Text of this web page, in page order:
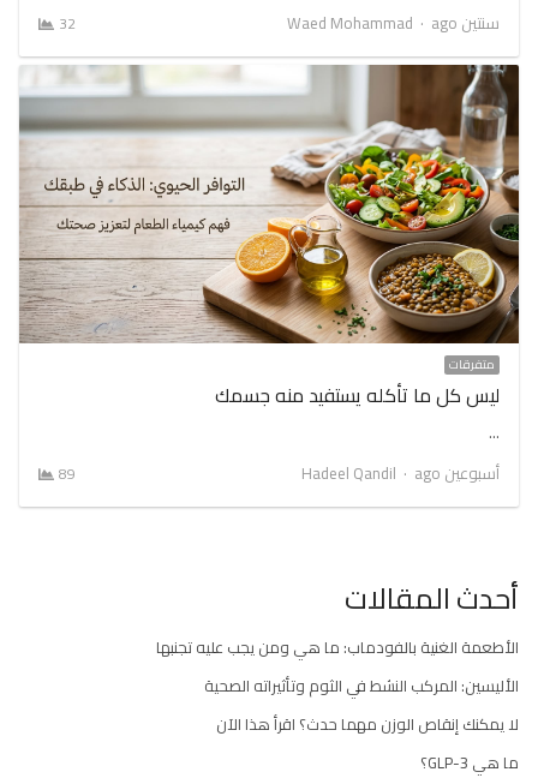
سنتين ago
Author
Waed Mohammad
32
متفرقات
ليس كل ما تأكله يستفيد منه جسمك
…
أسبوعين ago
Author
Hadeel Qandil
89
أحدث المقالات
الأطعمة الغنية بالفودماب: ما هي ومن يجب عليه تجنبها
الأليسين: المركب النشط في الثوم وتأثيراته الصحية
لا يمكنك إنقاص الوزن مهما حدث؟ اقرأ هذا الآن
ما هي GLP-3؟